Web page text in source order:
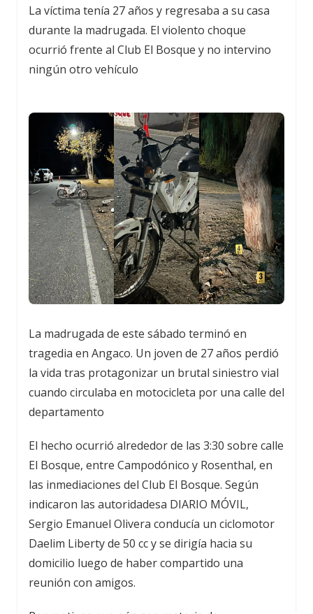
La víctima tenía 27 años y regresaba a su casa
durante la madrugada. El violento choque
ocurrió frente al Club El Bosque y no intervino
ningún otro vehículo
La madrugada de este sábado terminó en
tragedia en Angaco. Un joven de 27 años perdió
la vida tras protagonizar un brutal siniestro vial
cuando circulaba en motocicleta por una calle del
departamento
El hecho ocurrió alrededor de las 3:30 sobre calle
El Bosque, entre Campodónico y Rosenthal, en
las inmediaciones del Club El Bosque. Según
indicaron las autoridadesa DIARIO MÓVIL,
Sergio Emanuel Olivera conducía un ciclomotor
Daelim Liberty de 50 cc y se dirigía hacia su
domicilio luego de haber compartido una
reunión con amigos.